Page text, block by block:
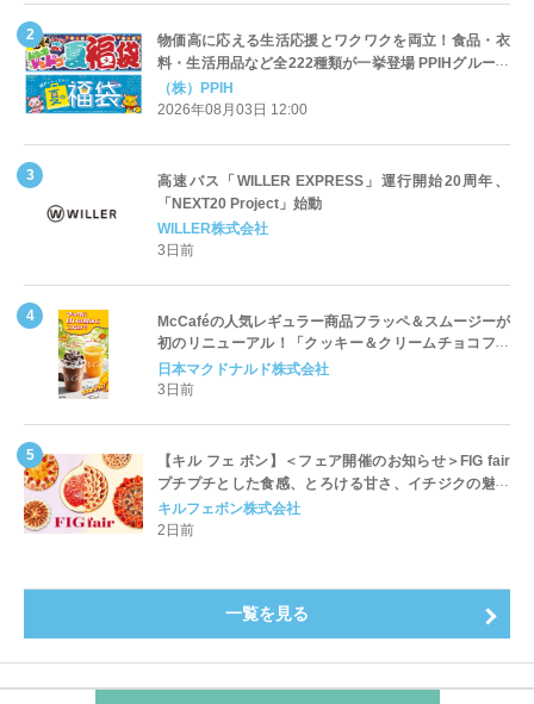
物価高に応える生活応援とワクワクを両立！食品・衣
料・生活用品など全222種類が一挙登場 PPIHグループ
「夏福袋」＆セール 8月6日(木)より順次スタート
（株）PPIH
2026年08月03日 12:00
高速バス「WILLER EXPRESS」運行開始20周年、
「NEXT20 Project」始動
WILLER株式会社
3日前
McCaféの人気レギュラー商品フラッペ＆スムージーが
初のリニューアル！「クッキー＆クリームチョコフラ
ッペ」「マンゴースムージー」8月5日（水）から販売
開始
日本マクドナルド株式会社
3日前
【キル フェ ボン】＜フェア開催のお知らせ＞FIG fair
プチプチとした食感、とろける甘さ、イチジクの魅力
をたっぷりと。新作を含め、イチジク尽くしの全4種が
登場8月20日（木）スタート
キルフェボン株式会社
2日前
一覧を見る